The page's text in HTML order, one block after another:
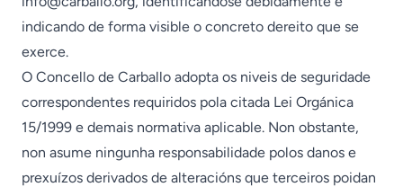
indicando de forma visible o concreto dereito que se
exerce.
O Concello de Carballo adopta os niveis de seguridade
correspondentes requiridos pola citada Lei Orgánica
15/1999 e demais normativa aplicable. Non obstante,
non asume ningunha responsabilidade polos danos e
prexuízos derivados de alteracións que terceiros poidan